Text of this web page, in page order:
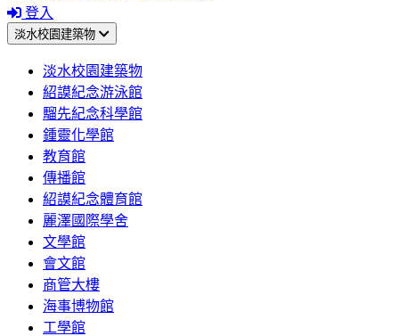
登入
淡水校園建築物
淡水校園建築物
紹謨紀念游泳館
騮先紀念科學館
鍾靈化學館
教育館
傳播館
紹謨紀念體育館
麗澤國際學舍
文學館
會文館
商管大樓
海事博物館
工學館